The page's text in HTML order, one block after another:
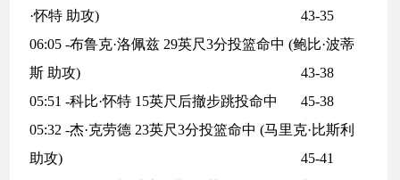
·怀特 助攻)
43-35
06:05 -布鲁克·洛佩兹 29英尺3分投篮命中 (鲍比·波蒂
斯 助攻)
43-38
05:51 -科比·怀特 15英尺后撤步跳投命中
45-38
05:32 -杰·克劳德 23英尺3分投篮命中 (马里克·比斯利
助攻)
45-41